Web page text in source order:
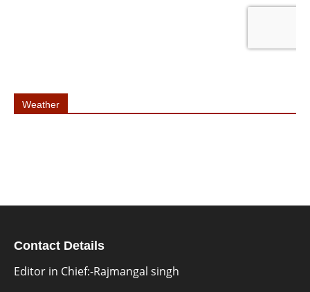
Weather
Contact Details
Editor in Chief:-Rajmangal singh